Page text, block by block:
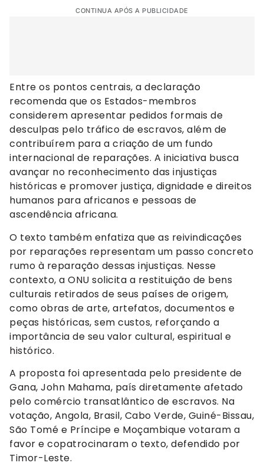
CONTINUA APÓS A PUBLICIDADE
Entre os pontos centrais, a declaração
recomenda que os Estados-membros
considerem apresentar pedidos formais de
desculpas pelo tráfico de escravos, além de
contribuírem para a criação de um fundo
internacional de reparações. A iniciativa busca
avançar no reconhecimento das injustiças
históricas e promover justiça, dignidade e direitos
humanos para africanos e pessoas de
ascendência africana.
O texto também enfatiza que as reivindicações
por reparações representam um passo concreto
rumo à reparação dessas injustiças. Nesse
contexto, a ONU solicita a restituição de bens
culturais retirados de seus países de origem,
como obras de arte, artefatos, documentos e
peças históricas, sem custos, reforçando a
importância de seu valor cultural, espiritual e
histórico.
A proposta foi apresentada pelo presidente de
Gana, John Mahama, país diretamente afetado
pelo comércio transatlântico de escravos. Na
votação, Angola, Brasil, Cabo Verde, Guiné-Bissau,
São Tomé e Príncipe e Moçambique votaram a
favor e copatrocinaram o texto, defendido por
Timor-Leste.